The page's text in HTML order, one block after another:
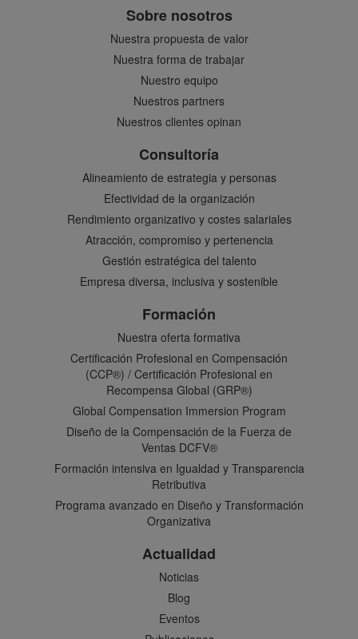
Sobre nosotros
Nuestra propuesta de valor
Nuestra forma de trabajar
Nuestro equipo
Nuestros partners
Nuestros clientes opinan
Consultoría
Alineamiento de estrategia y personas
Efectividad de la organización
Rendimiento organizativo y costes salariales
Atracción, compromiso y pertenencia
Gestión estratégica del talento
Empresa diversa, inclusiva y sostenible
Formación
Nuestra oferta formativa
Certificación Profesional en Compensación
(CCP®) / Certificación Profesional en
Recompensa Global (GRP®)
Global Compensation Immersion Program
Diseño de la Compensación de la Fuerza de
Ventas DCFV®
Formación intensiva en Igualdad y Transparencia
Retributiva
Programa avanzado en Diseño y Transformación
Organizativa
Actualidad
Noticias
Blog
Eventos